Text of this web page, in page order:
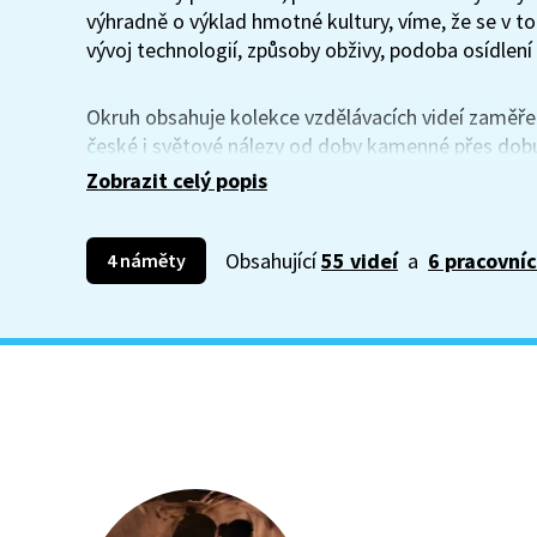
výhradně o výklad hmotné kultury, víme, že se v
vývoj technologií, způsoby obživy, podoba
Okruh obsahuje kolekce vzdělávacích videí
české i světové nálezy od doby kamenné přes
Videa žákům srozumitelně ukazují, jak
Zobrazit celý popis
4 náměty Obsahující55 videí a 6